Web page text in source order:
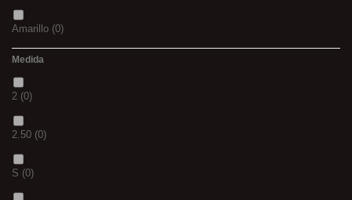
Amarillo (0)
(0)
(0)
BLACK & RED
Medida
2 (0)
2.50 (0)
S (0)